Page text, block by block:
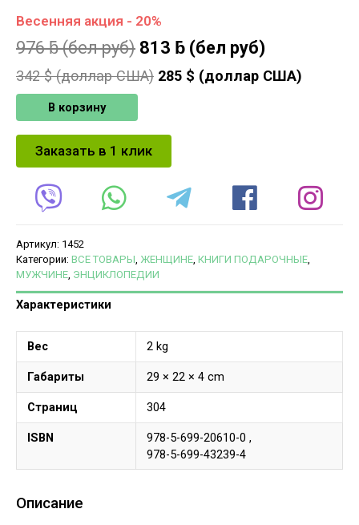
Весенняя акция - 20%
976ƃ(бел руб) 813 ƃ (бел руб)
342$ (доллар США) 285 $ (доллар США)
В корзину
Заказать в 1 клик
Артикул: 1452
Категории: ВСЕ ТОВАРЫ ЖЕНЩИНЕ КНИГИ ПОДАРОЧНЫЕ
МУЖЧИНЕ ЭНЦИКЛОПЕДИИ
Характеристики
Вес 2 kg
Габариты 29 × 22 × 4 cm
Страниц 304
ISBN
978-5-699-20610-0 ,
978-5-699-43239-4
Описание